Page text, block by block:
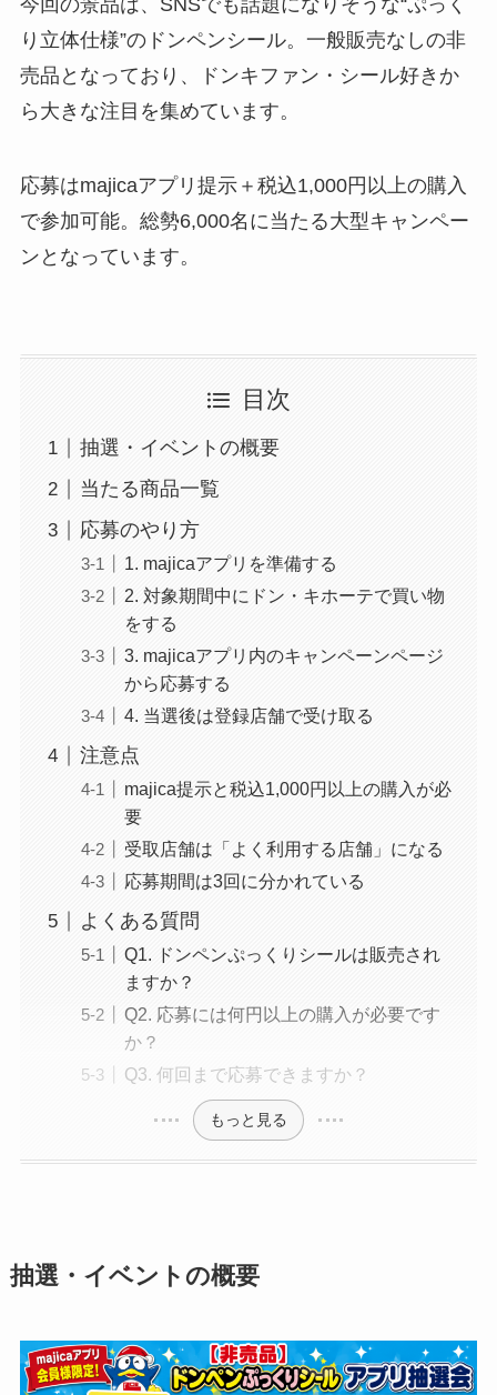
り立体仕様”のドンペンシール。一般販売なしの非
売品となっており、ドンキファン・シール好きか
ら大きな注目を集めています。
応募はmajicaアプリ提示＋税込1,000円以上の購入
で参加可能。総勢6,000名に当たる大型キャンペー
ンとなっています。
目次
抽選・イベントの概要
当たる商品一覧
応募のやり方
1. majicaアプリを準備する
2. 対象期間中にドン・キホーテで買い物
をする
3. majicaアプリ内のキャンペーンページ
から応募する
4. 当選後は登録店舗で受け取る
注意点
majica提示と税込1,000円以上の購入が必
要
受取店舗は「よく利用する店舗」になる
応募期間は3回に分かれている
よくある質問
Q1. ドンペンぷっくりシールは販売され
ますか？
Q2. 応募には何円以上の購入が必要です
か？
Q3. 何回まで応募できますか？
もっと見る
抽選・イベントの概要